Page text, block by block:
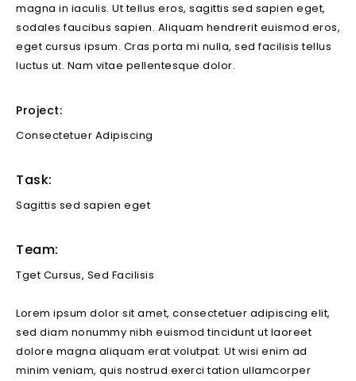
magna in iaculis. Ut tellus eros, sagittis sed sapien eget,
sodales faucibus sapien. Aliquam hendrerit euismod eros,
eget cursus ipsum. Cras porta mi nulla, sed facilisis tellus
luctus ut. Nam vitae pellentesque dolor.
Project:
Consectetuer Adipiscing
Task:
Sagittis sed sapien eget
Team:
Tget Cursus, Sed Facilisis
Lorem ipsum dolor sit amet, consectetuer adipiscing elit,
sed diam nonummy nibh euismod tincidunt ut laoreet
dolore magna aliquam erat volutpat. Ut wisi enim ad
minim veniam, quis nostrud exerci tation ullamcorper